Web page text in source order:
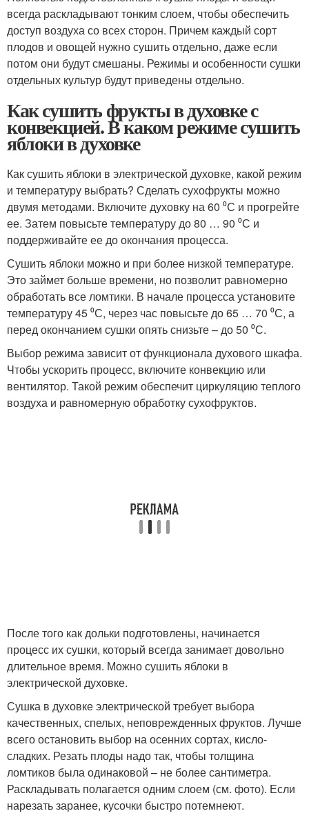
всегда раскладывают тонким слоем, чтобы обеспечить
доступ воздуха со всех сторон. Причем каждый сорт
плодов и овощей нужно сушить отдельно, даже если
потом они будут смешаны. Режимы и особенности сушки
отдельных культур будут приведены отдельно.
Как сушить фрукты в духовке с
конвекцией. В каком режиме сушить
яблоки в духовке
Как сушить яблоки в электрической духовке, какой режим
и температуру выбрать? Сделать сухофрукты можно
двумя методами. Включите духовку на 60 ⁰С и прогрейте
ее. Затем повысьте температуру до 80 … 90 ⁰С и
поддерживайте ее до окончания процесса.
Сушить яблоки можно и при более низкой температуре.
Это займет больше времени, но позволит равномерно
обработать все ломтики. В начале процесса установите
температуру 45 ⁰С, через час повысьте до 65 … 70 ⁰С, а
перед окончанием сушки опять снизьте – до 50 ⁰С.
Выбор режима зависит от функционала духового шкафа.
Чтобы ускорить процесс, включите конвекцию или
вентилятор. Такой режим обеспечит циркуляцию теплого
воздуха и равномерную обработку сухофруктов.
После того как дольки подготовлены, начинается
процесс их сушки, который всегда занимает довольно
длительное время. Можно сушить яблоки в
электрической духовке.
Сушка в духовке электрической требует выбора
качественных, спелых, неповрежденных фруктов. Лучше
всего остановить выбор на осенних сортах, кисло-
сладких. Резать плоды надо так, чтобы толщина
ломтиков была одинаковой – не более сантиметра.
Раскладывать полагается одним слоем (см. фото). Если
нарезать заранее, кусочки быстро потемнеют.